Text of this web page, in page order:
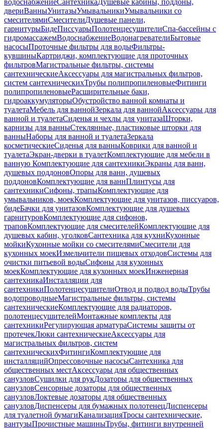
водоснабжениеСантехникаДушевые кабины, поддоны,
двериВанныУнитазыУмывальникиУмывальники со
смесителямиСмесителиДушевые панели,
гарнитурыБидеПиссуарыПолотенцесушителиСпа-бассейны с
гидромассажемВодоснабжениеВодонагревателиБытовые
насосыПроточные фильтры для водыФильтры-
кувшиныКартриджи, комплектующие для проточных
фильтровМагистральные фильтры, системы
сантехническиеАксессуары для магистральных фильтров,
систем сантехническихТрубы полипропиленовыеФитинги
полипропиленовыеРасширительные баки,
гидроаккумуляторыОбустройство ванной комнаты и
туалетаМебель для ваннойЗеркала для ваннойАксессуары для
ванной и туалетаСиденья и чехлы для унитазаШторки,
карнизы для ванныСтеклянные, пластиковые шторки для
ванныНаборы для ванной и туалетаЗеркала
косметическиеСиденья для ванныКоврики для ванной и
туалетаЭкран-дверки в туалетКомплектующие для мебели в
ванную Комплектующие для сантехникиЭкраны для ванн,
душевых поддоновОпоры для ванн, душевых
поддоновКомплектующие для ваннПлинтусы для
сантехникиСифоны, трапыКомплектующие для
умывальников, моекКомплектующие для унитазов, писсуаров,
бидеБачки для унитазовКомплектующие для душевых
гарнитуровКомплектующие для сифонов,
траповКомплектующие для смесителейКомплектующие для
душевых кабин, уголковСантехника для кухниКухонные
мойкиКухонные мойки со смесителямиСмесители для
кухонных моекИзмельчители пищевых отходовСистемы для
очистки питьевой водыСифоны для кухонных
моекКомплектующие для кухонных моекИнженерная
сантехникаИнсталляции для
сантехникиПолотенцесушителиОтвод и подвод водыТрубы
водопроводныеМагистральные фильтры, системы
сантехническиеКомплектующие для радиаторов,
полотенцесушителейМонтажные комплекты для
сантехникиРегулирующая арматураСистемы защиты от
протечекЛюки сантехническиеАксессуары для
магистральных фильтров, систем
сантехническихФитингиКомплектующие для
инсталляцийОпрессовочные насосыСантехника для
общественных местАксессуары для общественных
санузловСушилки для рукДозаторы для общественных
санузловСенсорные дозаторы для общественных
санузловЛоктевые дозаторы для общественных
санузловДиспенсеры для бумажных полотенецДиспенсеры
для туалетной бумагиКанализацияТросы сантехнические,
вантузыПрочистные машиныТрубы, фитинги внутренней